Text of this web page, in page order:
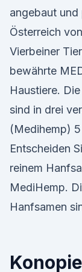
angebaut
Österreich
Vierbeiner
bewährte
Haustiere.
sind in drei
(Medihemp)
Entscheiden
reinem
MediHemp.
Hanfsamen